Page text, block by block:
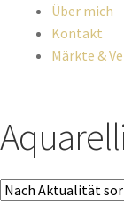
Über mich
Kontakt
Märkte &